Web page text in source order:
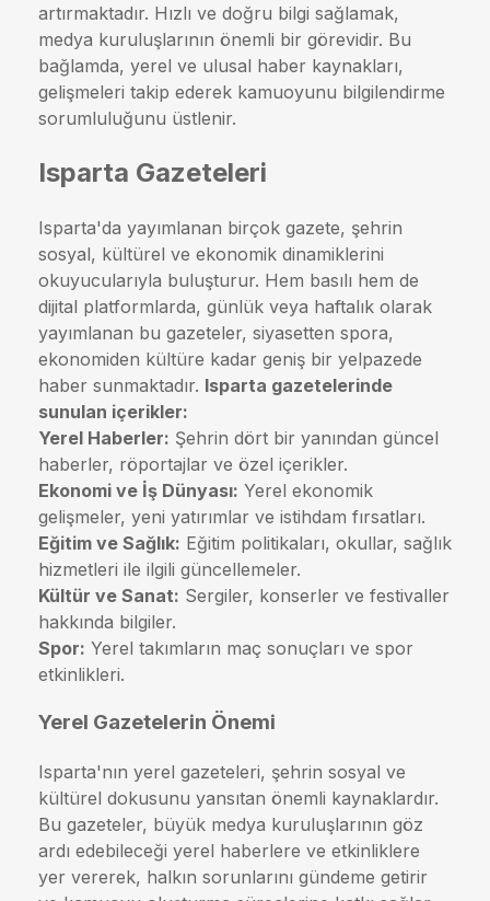
artırmaktadır. Hızlı ve doğru bilgi sağlamak,
medya kuruluşlarının önemli bir görevidir. Bu
bağlamda, yerel ve ulusal haber kaynakları,
gelişmeleri takip ederek kamuoyunu bilgilendirme
sorumluluğunu üstlenir.
Isparta Gazeteleri
Isparta'da yayımlanan birçok gazete, şehrin
sosyal, kültürel ve ekonomik dinamiklerini
okuyucularıyla buluşturur. Hem basılı hem de
dijital platformlarda, günlük veya haftalık olarak
yayımlanan bu gazeteler, siyasetten spora,
ekonomiden kültüre kadar geniş bir yelpazede
haber sunmaktadır. Isparta gazetelerinde
sunulan içerikler:
Yerel Haberler: Şehrin dört bir yanından güncel
haberler, röportajlar ve özel içerikler.
Ekonomi ve İş Dünyası: Yerel ekonomik
gelişmeler, yeni yatırımlar ve istihdam fırsatları.
Eğitim ve Sağlık: Eğitim politikaları, okullar, sağlık
hizmetleri ile ilgili güncellemeler.
Kültür ve Sanat: Sergiler, konserler ve festivaller
hakkında bilgiler.
Spor: Yerel takımların maç sonuçları ve spor
etkinlikleri.
Yerel Gazetelerin Önemi
Isparta'nın yerel gazeteleri, şehrin sosyal ve
kültürel dokusunu yansıtan önemli kaynaklardır.
Bu gazeteler, büyük medya kuruluşlarının göz
ardı edebileceği yerel haberlere ve etkinliklere
yer vererek, halkın sorunlarını gündeme getirir